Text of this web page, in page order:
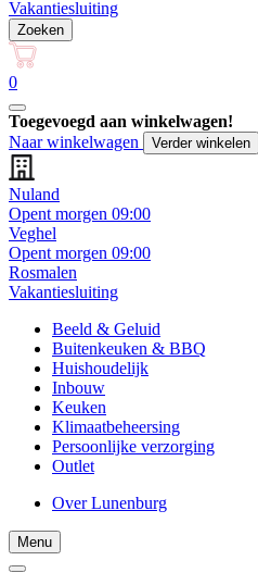
Vakantiesluiting
Zoeken
0
Toegevoegd aan winkelwagen!
Naar winkelwagen
Verder winkelen
Nuland
Opent morgen 09:00
Veghel
Opent morgen 09:00
Rosmalen
Vakantiesluiting
Beeld & Geluid
Buitenkeuken & BBQ
Huishoudelijk
Inbouw
Keuken
Klimaatbeheersing
Persoonlijke verzorging
Outlet
Over Lunenburg
Menu